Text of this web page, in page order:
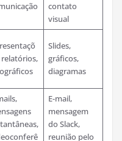
contato
visual
relatórios,
Slides,
gráficos,
diagramas
E-mail,
mensagem
do Slack,
reunião pelo